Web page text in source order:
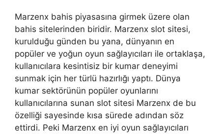
Marzenx bahis piyasasına girmek üzere olan
bahis sitelerinden biridir. Marzenx slot sitesi,
kurulduğu günden bu yana, dünyanın en
popüler ve yoğun oyun sağlayıcıları ile ortaklaşa,
kullanıcılara kesintisiz bir kumar deneyimi
sunmak için her türlü hazırlığı yaptı. Dünya
kumar sektörünün popüler oyunlarını
kullanıcılarına sunan slot sitesi Marzenx de bu
özelliği sayesinde kısa sürede adından söz
ettirdi. Peki Marzenx en iyi oyun sağlayıcıları